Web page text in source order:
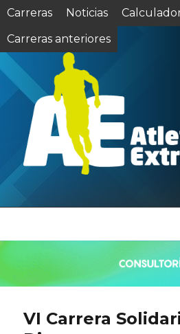
Carreras Noticias
Carreras anteriores
VI Carrera